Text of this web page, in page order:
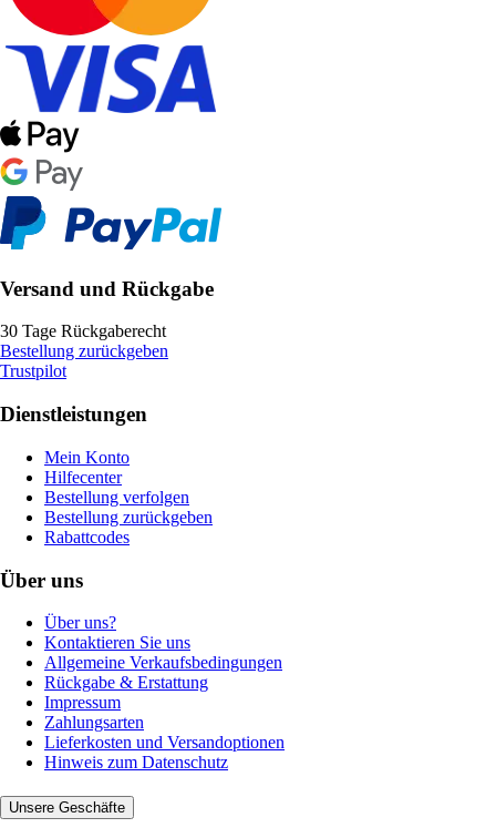
Versand und Rückgabe
30 Tage Rückgaberecht
Bestellung zurückgeben
Trustpilot
Dienstleistungen
Mein Konto
Hilfecenter
Bestellung verfolgen
Bestellung zurückgeben
Rabattcodes
Über uns
Über uns?
Kontaktieren Sie uns
Allgemeine Verkaufsbedingungen
Rückgabe & Erstattung
Impressum
Zahlungsarten
Lieferkosten und Versandoptionen
Hinweis zum Datenschutz
Unsere Geschäfte